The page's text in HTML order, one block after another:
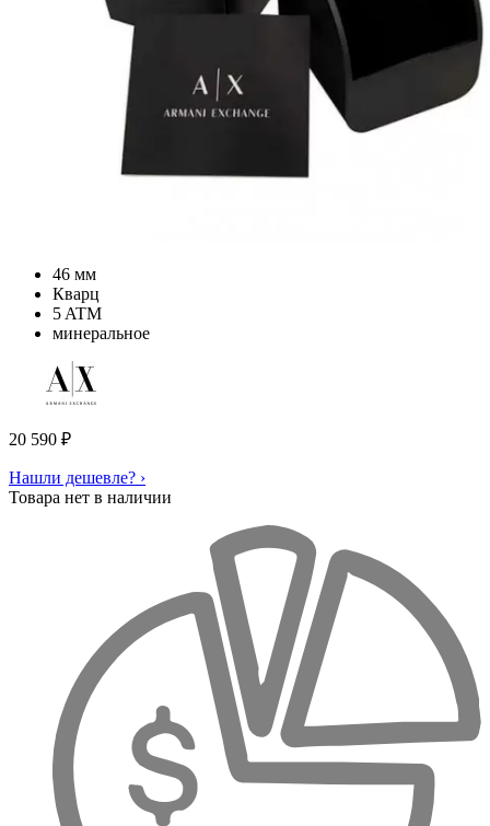
46 мм
Кварц
5 ATM
минеральное
20 590 ₽
Нашли дешевле? ›
Товара нет в наличии